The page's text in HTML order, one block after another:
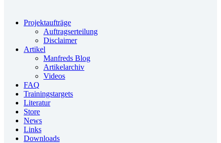
Projektaufträge
Auftragserteilung
Disclaimer
Artikel
Manfreds Blog
Artikelarchiv
Videos
FAQ
Trainingstargets
Literatur
Store
News
Links
Downloads